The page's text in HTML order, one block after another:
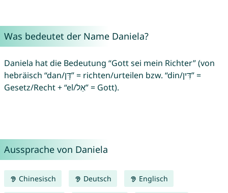
Was bedeutet der Name Daniela?
Daniela hat die Bedeutung “Gott sei mein Richter” (von
hebräisch “dan/דָּן” = richten/urteilen bzw. “din/דִּין” =
Gesetz/Recht + “el/אֵל” = Gott).
Aussprache von Daniela
Chinesisch Deutsch Englisch